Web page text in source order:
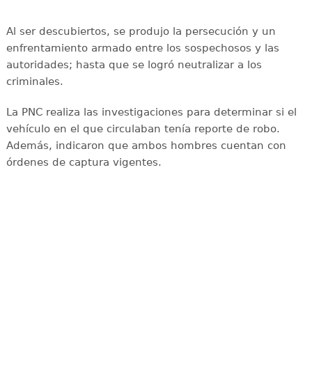
Al ser descubiertos, se produjo la persecución y un
enfrentamiento armado entre los sospechosos y las
autoridades; hasta que se logró neutralizar a los
criminales.
La PNC realiza las investigaciones para determinar si el
vehículo en el que circulaban tenía reporte de robo.
Además, indicaron que ambos hombres cuentan con
órdenes de captura vigentes.